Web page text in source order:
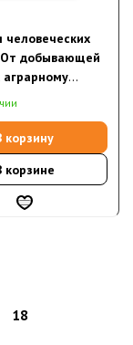
добывающей
корзину
корзине
18